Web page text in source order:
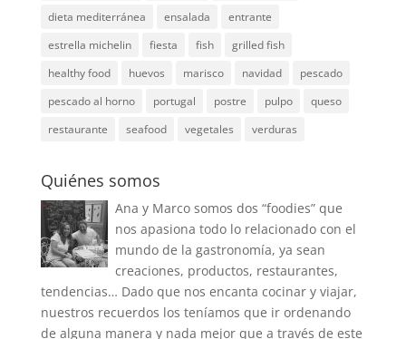
dieta mediterránea
ensalada
entrante
estrella michelin
fiesta fish
grilled fish
healthy food
huevos marisco navidad
pescado
pescado al horno
portugal postre pulpo
queso
restaurante
seafood vegetales verduras
Quiénes somos
Ana y Marco somos dos “foodies” que
nos apasiona todo lo relacionado con el
mundo de la gastronomía, ya sean
creaciones, productos, restaurantes,
tendencias… Dado que nos encanta cocinar y viajar,
nuestros recuerdos los teníamos que ir ordenando
de alguna manera y nada mejor que a través de este